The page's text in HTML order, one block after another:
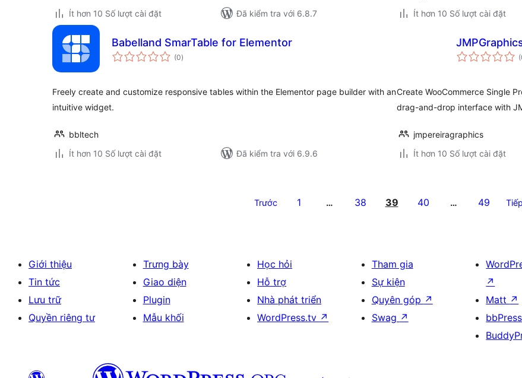
Ít hơn 10 Số lượt cài đặt
Đã kiểm tra với 6.8.7
Ít hơn 10 Số lượt cài đặt
Babelland SmarTable for Elementor
(0tổng
đánh
)
Freely create and customize responsive tables within the Elementor page builder with an
intuitive widget.
bbltech
Ít hơn 10 Số lượt cài đặt
Đã kiểm tra với 6.9.6
Create WooCommerce Single
drag-and-drop interface with
jmpereiragraphics
Ít hơn 10 Số lượt cài đặt
Trước 1 … 38 39 40 … 49
Giới thiệu
Tin tức
Lưu trữ
Quyền riêng tư
Trưng bày
Giao diện
Plugin
Mẫu khối
Học hỏi
Hỗ trợ
Nhà phát triển
WordPress.tv ↗
Tham gia
Sự kiện
Quyên góp ↗
Swag ↗
↗
Matt ↗
bbPress